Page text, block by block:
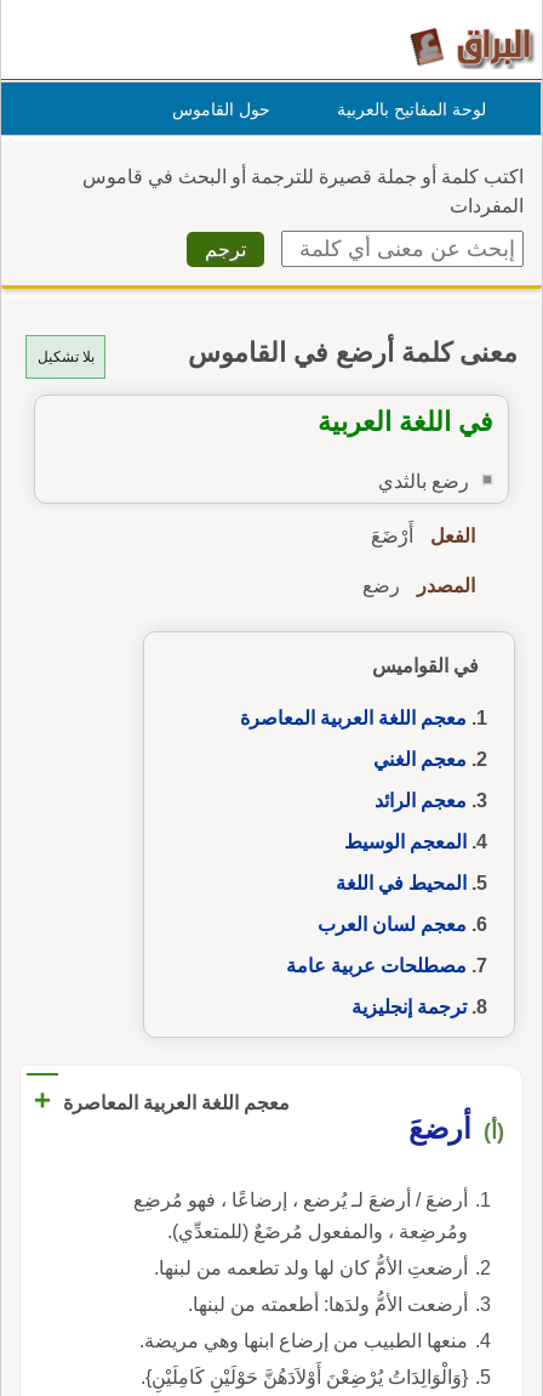
لوحة المفاتيح بالعربية حول القاموس
اكتب كلمة أو جملة قصيرة للترجمة أو البحث في قاموس
المفردات
بلا تشكيل معنى كلمة أرضع في القاموس
في اللغة العربية
رضع بالثدي
الفعل أَرْضَعَ
المصدر رضع
في القواميس
معجم اللغة العربية المعاصرة
معجم الغني
معجم الرائد
المعجم الوسيط
المحيط في اللغة
معجم لسان العرب
مصطلحات عربية عامة
ترجمة إنجليزية
معجم اللغة العربية المعاصرة +
(أ) أرضعَ
أرضعَ / أرضعَ لـ يُرضع ، إرضاعًا ، فهو مُرضِع
ومُرضِعة ، والمفعول مُرضَعٌ (للمتعدِّي).
أرضعتِ الأمُّ كان لها ولد تطعمه من لبنها.
أرضعت الأمُّ ولدَها: أطعمته من لبنها.
منعها الطبيب من إرضاع ابنها وهي مريضة.
{وَالْوَالِدَاتُ يُرْضِعْنَ أَوْلاَدَهُنَّ حَوْلَيْنِ كَامِلَيْنِ}.